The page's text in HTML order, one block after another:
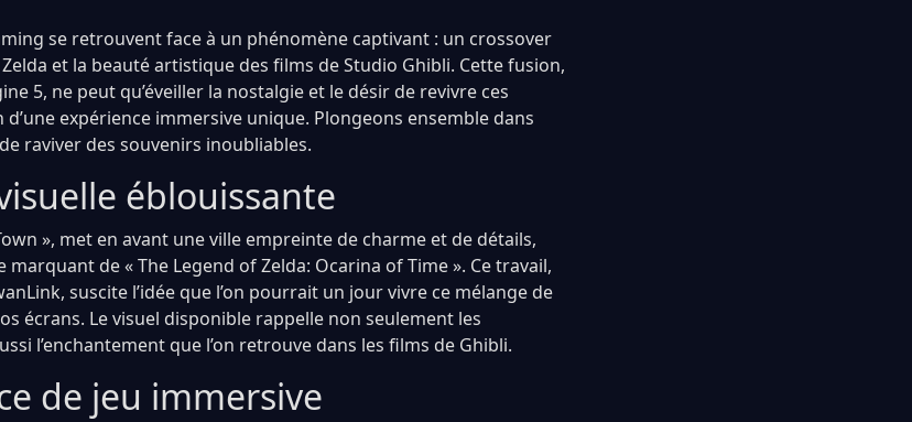
se retrouvent face à un phénomène captivant : un crossover
et la beauté artistique des films de Studio Ghibli. Cette fusion,
5, ne peut qu’éveiller la nostalgie et le désir de revivre ces
expérience immersive unique. Plongeons ensemble dans
raviver des souvenirs inoubliables.
éblouissante
», met en avant une ville empreinte de charme et de détails,
marquant de « The Legend of Zelda: Ocarina of Time ». Ce travail,
suscite l’idée que l’on pourrait un jour vivre ce mélange de
écrans. Le visuel disponible rappelle non seulement les
l’enchantement que l’on retrouve dans les films de Ghibli.
de jeu immersive